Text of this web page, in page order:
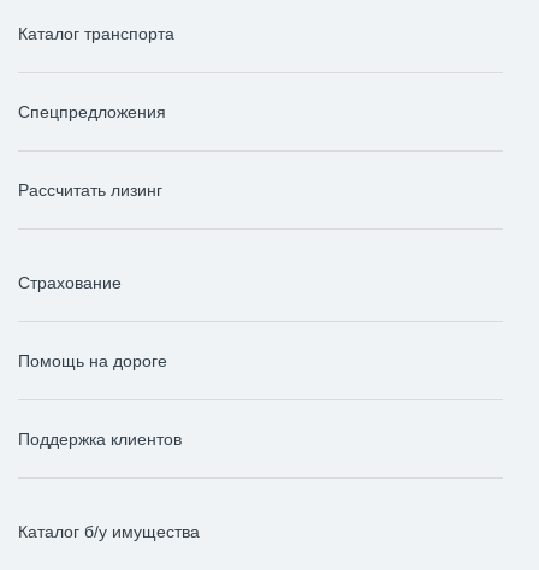
Каталог транспорта
Спецпредложения
Рассчитать лизинг
Страхование
Помощь на дороге
Поддержка клиентов
Каталог б/у имущества